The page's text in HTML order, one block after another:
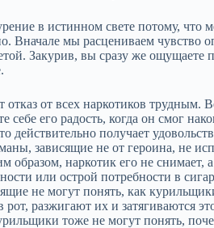
в истинном свете потому,
Вначале мы расцениваем чувство
Закурив, вы сразу же ощущаете
от всех наркотиков трудным.
себе его радость, когда он смог
действительно получает
зависящие не от героина, не
образом, наркотик его не
или острой потребности в
не могут понять, как
разжигают их и затягиваются
тоже не могут понять,